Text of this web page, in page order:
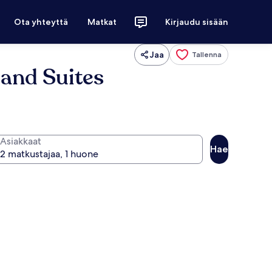
Ota yhteyttä Matkat Kirjaudu sisään
Jaa Tallenna
Suites
Asiakkaat
Hae